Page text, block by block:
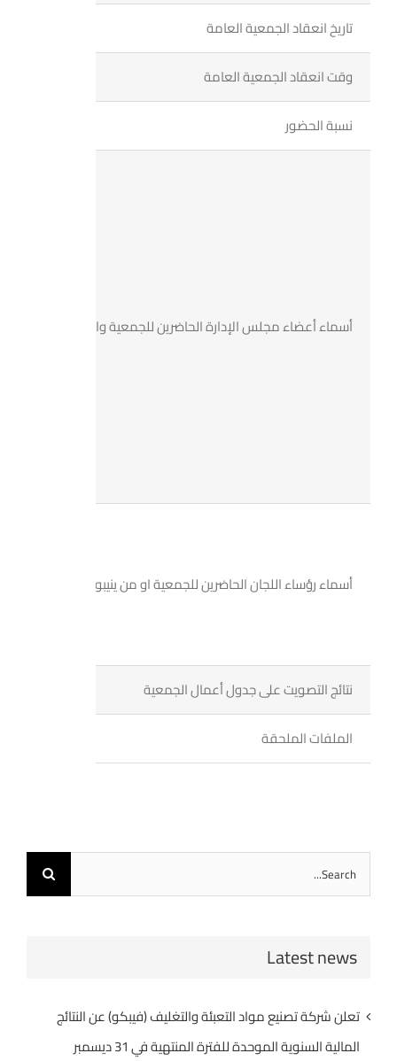
تاريخ انعقاد الجمعية العامة
وقت انعقاد الجمعية العامة
نسبة الحضور
أسماء أعضاء مجلس الإدارة الحاضرين للجمعية والمتغيبين
أسماء رؤساء اللجان الحاضرين للجمعية او من ينيبونهم من أعضائها
نتائج التصويت على جدول أعمال الجمعية
الملفات الملحقة
Search
for:
Latest news
تعلن شركة تصنيع مواد التعبئة والتغليف (فيبكو) عن النتائج
المالية السنوية الموحدة للفترة المنتهية في 31 ديسمبر